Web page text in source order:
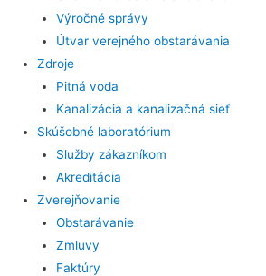
Výročné správy
Útvar verejného obstarávania
Zdroje
Pitná voda
Kanalizácia a kanalizačná sieť
Skúšobné laboratórium
Služby zákazníkom
Akreditácia
Zverejňovanie
Obstarávanie
Zmluvy
Faktúry